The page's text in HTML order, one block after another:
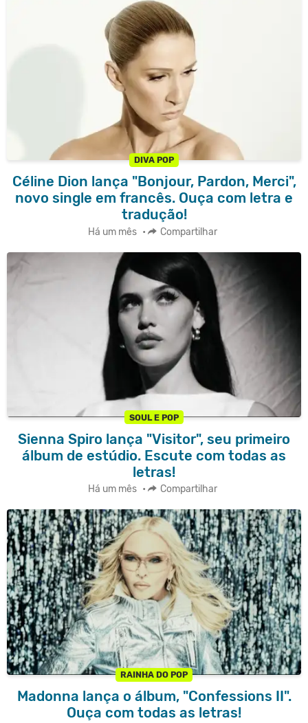
DIVA POP
Céline Dion lança "Bonjour, Pardon, Merci",
novo single em francês. Ouça com letra e
tradução!
Há um mês • Compartilhar
SOUL E POP
Sienna Spiro lança "Visitor", seu primeiro
álbum de estúdio. Escute com todas as
letras!
Há um mês • Compartilhar
RAINHA DO POP
Madonna lança o álbum, "Confessions II".
Ouça com todas as letras!